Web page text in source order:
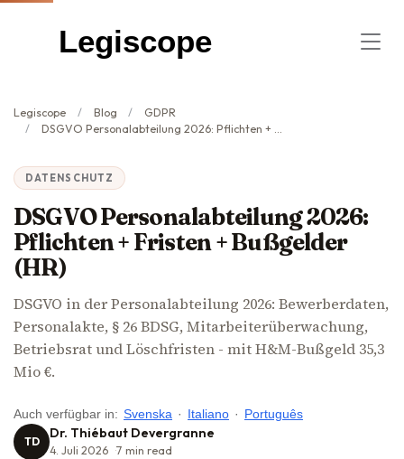
Legiscope
Legiscope Blog
GDPR
DSGVO Personalabteilung 2026: Pflichten + Fristen + Bußgelder (HR)
DATENSCHUTZ
DSGVO Personalabteilung 2026:
Pflichten + Fristen + Bußgelder
(HR)
DSGVO in der Personalabteilung 2026: Bewerberdaten,
Personalakte, § 26 BDSG, Mitarbeiterüberwachung,
Betriebsrat und Löschfristen - mit H&M-Bußgeld 35,3
Mio €.
Auch verfügbar in: Svenska · Italiano · Português
TD Dr. Thiébaut Devergranne
4. Juli 2026 7 min read